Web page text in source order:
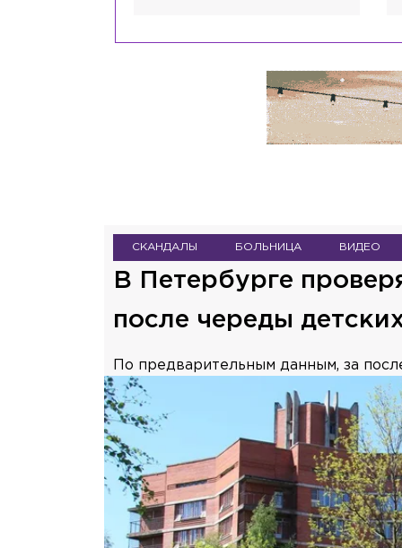
СКАНДАЛЫ БОЛЬНИЦА ВИДЕО
В Петербурге
после череды
По предварительным данным, за